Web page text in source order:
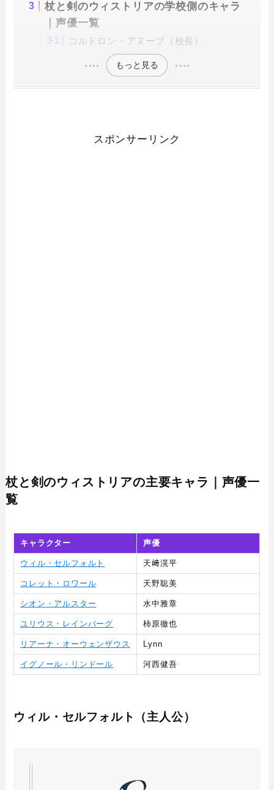
杖と剣のウィストリアの学校側のキャラ
｜声優一覧
コルドロン・アヌーブ（校長）
もっと見る
スポンサーリンク
杖と剣のウィストリアの主要キャラ｜声優一
覧
キャラクター 声優
ウィル・セルフォルト 天﨑滉平
コレット・ロワール 天野聡美
シオン・アルスター 水中雅章
ユリウス・レインバーグ 柿原徹也
リアーナ・オーウェンザウス Lynn
イグノール・リンドール 河西健吾
ウィル・セルフォルト（主人公）